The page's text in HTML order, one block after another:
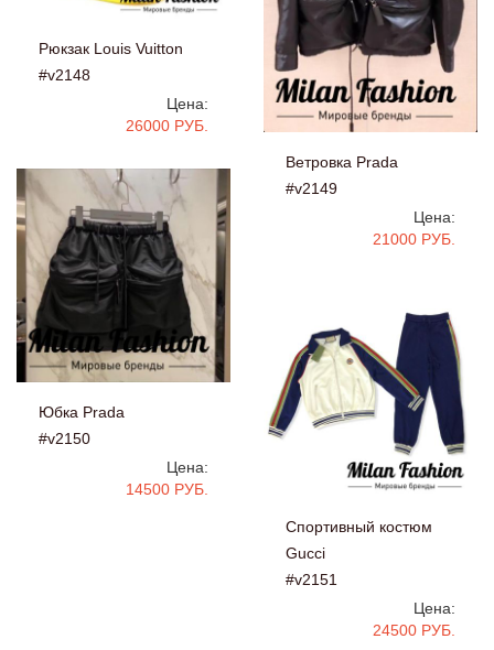
Рюкзак Louis Vuitton
#v2148
Цена:
26000 РУБ.
Ветровка Prada
#v2149
Цена:
21000 РУБ.
Юбка Prada
#v2150
Цена:
14500 РУБ.
Спортивный костюм
Gucci
#v2151
Цена:
24500 РУБ.